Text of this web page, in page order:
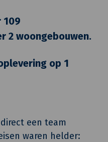
109
2 woongebouwen.
op 1
een team
waren helder: